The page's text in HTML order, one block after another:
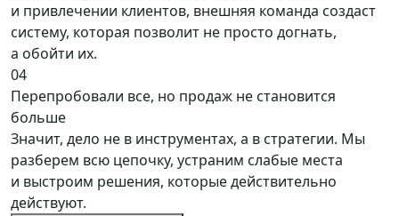
и привлечении клиентов, внешняя команда создаст
систему, которая позволит не просто догнать,
а обойти их.
04
Перепробовали все, но продаж не становится
больше
Значит, дело не в инструментах, а в стратегии. Мы
разберем всю цепочку, устраним слабые места
и выстроим решения, которые действительно
действуют.